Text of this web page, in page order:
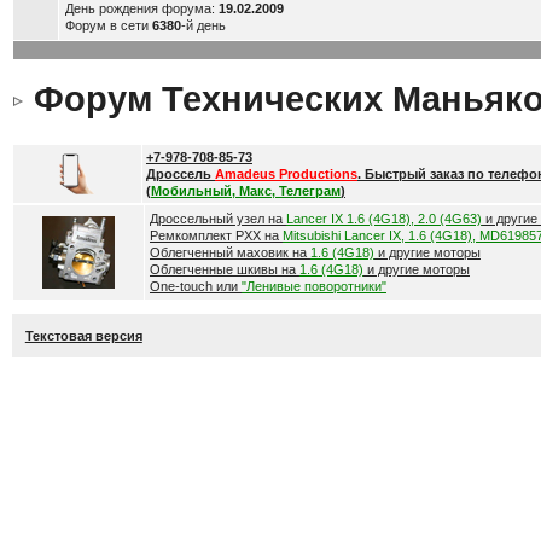
День рождения форума: 19.02.2009
Форум в сети 6380-й день
Форум Технических
+7-978-708-85-73
Дроссель Amadeus Productions. Быстрый заказ по
(Мобильный, Макс, Телеграм)
Дроссельный узел на Lancer IX 1.6 (4G18), 2.0 (4G63) и
Ремкомплект РХХ на Mitsubishi Lancer IX, 1.6 (4G18),
Облегченный маховик на 1.6 (4G18) и другие моторы
Облегченные шкивы на 1.6 (4G18) и другие моторы
One-touch или "Ленивые поворотники"
Текстовая версия